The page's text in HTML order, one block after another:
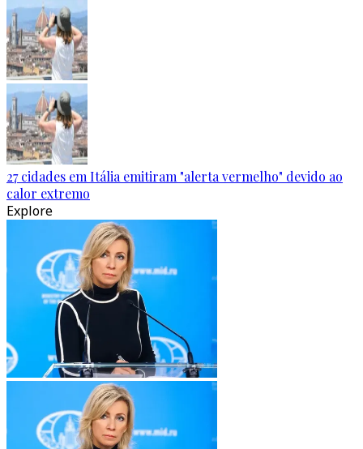
27 cidades em Itália emitiram "alerta vermelho" devido ao
calor extremo
Explore